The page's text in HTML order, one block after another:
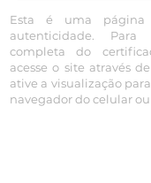
Esta é uma página
autenticidade.
completa do
acesse o site através
ative a visualização
navegador do celular